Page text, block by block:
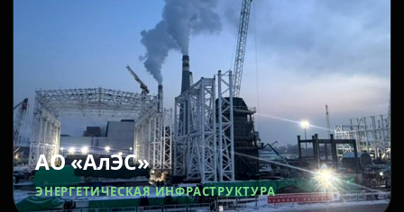
АО «АлЭС»
ЭНЕРГЕТИЧЕСКАЯ ИНФРАСТРУКТУРА